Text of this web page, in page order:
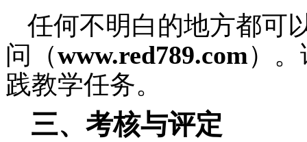
任何不明白的地方都可
问（www.red789.com）
践教学任务。
三、考核与评定